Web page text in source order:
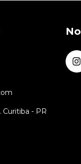
Curitiba - PR